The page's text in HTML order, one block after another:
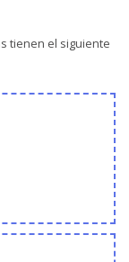
tienen el siguiente